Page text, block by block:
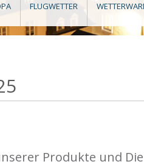
FLUGWETTER
Produkte und